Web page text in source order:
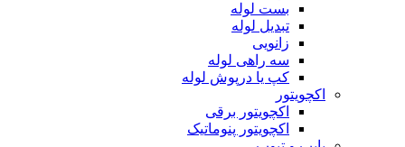
بست لوله
تبدیل لوله
زانویی
سه راهی لوله
کپ یا درپوش لوله
اکچویتور
اکچویتور برقی
اکچویتور پنوماتیک